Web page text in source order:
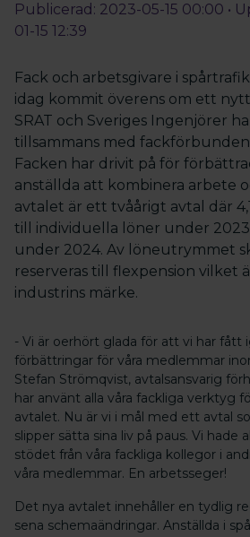
Publicerad: 2023-05-15 00:00 •
01-15 12:39
Fack och arbetsgivare i
idag kommit överens om ett
SRAT och Sveriges Ingenjörer
tillsammans med fackförbunden
Facken har drivit på för
anställda att kombinera arbete
avtalet är ett tvåårigt avtal där
till individuella löner under
under 2024. Av löneutrymmet
reserveras till flexpension vilket
industrins märke.
- Vi är oerhört glada för att vi har fått
förbättringar för våra medlemmar
Stefan Strömqvist, avtalsansvarig
har använt alla våra fackliga verktyg
avtalet. Nu är vi i mål med ett avtal
slipper sätta sina liv på paus. Vi hade
stödet från våra fackliga kollegor i
våra medlemmar. En arbetsseger!
Det nya avtalet innehåller en tydlig
sena schemaändringar. Anställda i